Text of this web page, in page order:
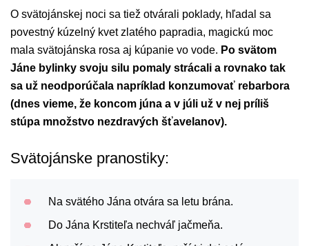
O svätojánskej noci sa tiež otvárali poklady, hľadal sa
povestný kúzelný kvet zlatého papradia, magickú moc
mala svätojánska rosa aj kúpanie vo vode. Po svätom
Jáne bylinky svoju silu pomaly strácali a rovnako tak
sa už neodporúčala napríklad konzumovať rebarbora
(dnes vieme, že koncom júna a v júli už v nej príliš
stúpa množstvo nezdravých šťavelanov).
Svätojánske pranostiky:
Na svätého Jána otvára sa letu brána.
Do Jána Krstiteľa nechváľ jačmeňa.